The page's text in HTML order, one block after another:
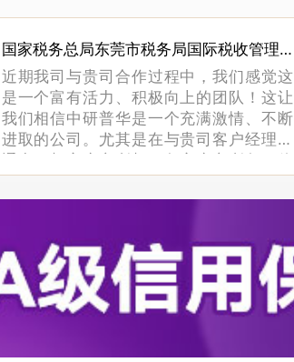
国家税务总局东莞市税务局国际税收管理
科
近期我司与贵司合作过程中，我们感觉这
是一个富有活力、积极向上的团队！这让
我们相信中研普华是一个充满激情、不断
进取的公司。尤其是在与贵司客户经理沟
现了良好的职业性和服务意识，希望能在
以后的合作中保持...